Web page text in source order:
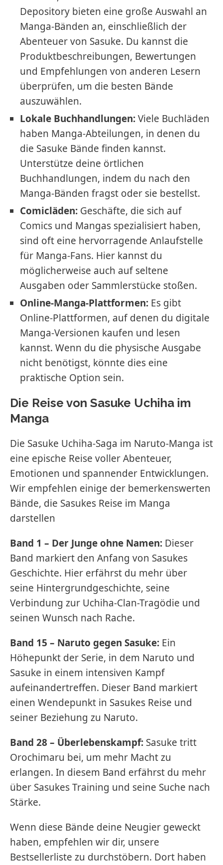
Depository bieten eine große Auswahl an
Manga-Bänden an, einschließlich der
Abenteuer von Sasuke. Du kannst die
Produktbeschreibungen, Bewertungen
und Empfehlungen von anderen Lesern
überprüfen, um die besten Bände
auszuwählen.
Lokale Buchhandlungen:Viele Buchläden
haben Manga-Abteilungen, in denen du
die Sasuke Bände finden kannst.
Unterstütze deine örtlichen
Buchhandlungen, indem du nach den
Manga-Bänden fragst oder sie bestellst.
Comicläden: Geschäfte, die sich auf
Comics und Mangas spezialisiert haben,
sind oft eine hervorragende Anlaufstelle
für Manga-Fans. Hier kannst du
möglicherweise auch auf seltene
Ausgaben oder Sammlerstücke stoßen.
Online-Manga-Plattformen: Es gibt
Online-Plattformen, auf denen du digitale
Manga-Versionen kaufen und lesen
kannst. Wenn du die physische Ausgabe
nicht benötigst, könnte dies eine
praktische Option sein.
Die Reise von Sasuke Uchiha im
Manga
Die Sasuke Uchiha-Saga im Naruto-Manga ist
eine epische Reise voller Abenteuer,
Emotionen und spannender Entwicklungen.
Wir empfehlen einige der bemerkenswerten
Bände, die Sasukes Reise im Manga
darstellen
Band 1 – Der Junge ohne Namen: Dieser
Band markiert den Anfang von Sasukes
Geschichte. Hier erfährst du mehr über
seine Hintergrundgeschichte, seine
Verbindung zur Uchiha-Clan-Tragödie und
seinen Wunsch nach Rache.
Band 15 – Naruto gegen Sasuke: Ein
Höhepunkt der Serie, in dem Naruto und
Sasuke in einem intensiven Kampf
aufeinandertreffen. Dieser Band markiert
einen Wendepunkt in Sasukes Reise und
seiner Beziehung zu Naruto.
Band 28 – Überlebenskampf: Sasuke tritt
Orochimaru bei, um mehr Macht zu
erlangen. In diesem Band erfährst du mehr
über Sasukes Training und seine Suche nach
Stärke.
Wenn diese Bände deine Neugier geweckt
haben, empfehlen wir dir, unsere
Bestsellerliste zu durchstöbern. Dort haben